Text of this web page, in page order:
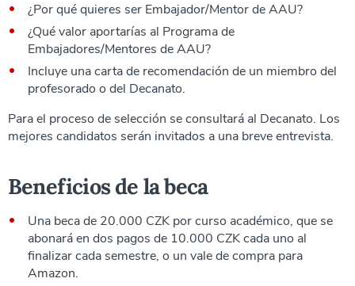
¿Por qué quieres ser Embajador/Mentor de AAU?
¿Qué valor aportarías al Programa de
Embajadores/Mentores de AAU?
Incluye una carta de recomendación de un miembro del
profesorado o del Decanato.
Para el proceso de selección se consultará al Decanato. Los
mejores candidatos serán invitados a una breve entrevista.
Beneficios de la beca
Una beca de 20.000 CZK por curso académico, que se
abonará en dos pagos de 10.000 CZK cada uno al
finalizar cada semestre, o un vale de compra para
Amazon.